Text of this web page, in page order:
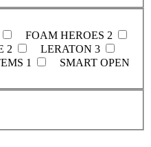
FOAM HEROES 2
2 LERATON 3
1
SMART OPEN